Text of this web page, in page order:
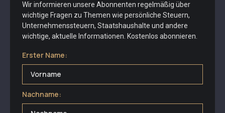
Wir informieren unsere Abonnenten regelmäßig über
wichtige Fragen zu Themen wie persönliche Steuern,
Unternehmenssteuern, Staatshaushalte und andere
wichtige, aktuelle Informationen. Kostenlos abonnieren.
Erster Name:
Nachname: